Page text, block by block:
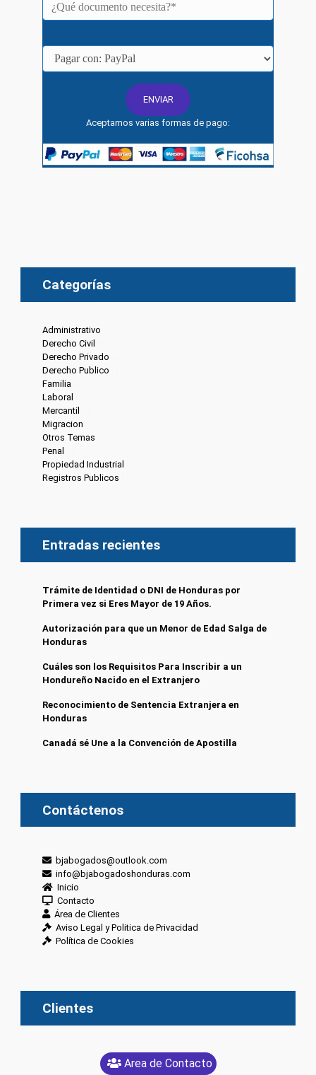
Aceptamos varias formas de pago:
Categorías
Administrativo
Derecho Civil
Derecho Privado
Derecho Publico
Familia
Laboral
Mercantil
Migracion
Otros Temas
Penal
Propiedad Industrial
Registros Publicos
Entradas recientes
Trámite de Identidad o DNI de Honduras por
Primera vez si Eres Mayor de 19 Años.
Autorización para que un Menor de Edad Salga de
Honduras
Cuáles son los Requisitos Para Inscribir a un
Hondureño Nacido en el Extranjero
Reconocimiento de Sentencia Extranjera en
Honduras
Canadá sé Une a la Convención de Apostilla
Contáctenos
bjabogados@outlook.com
info@bjabogadoshonduras.com
Inicio
Contacto
Área de Clientes
Aviso Legal y Politica de Privacidad
Política de Cookies
Clientes
Area de Contacto